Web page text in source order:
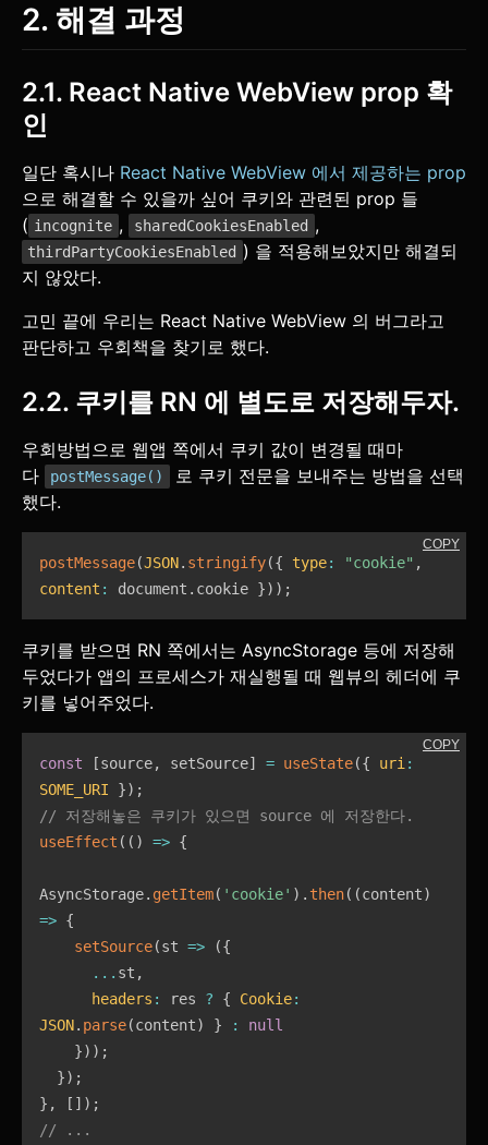
2. 해결 과정
2.1. React Native WebView prop 확
인
일단 혹시나 React Native WebView 에서 제공하는 prop
으로 해결할 수 있을까 싶어 쿠키와 관련된 prop 들
( incognite , sharedCookiesEnabled ,
thirdPartyCookiesEnabled ) 을 적용해보았지만 해결되
지 않았다.
고민 끝에 우리는 React Native WebView 의 버그라고
판단하고 우회책을 찾기로 했다.
2.2. 쿠키를 RN 에 별도로 저장해두자.
우회방법으로 웹앱 쪽에서 쿠키 값이 변경될 때마
다
postMessage()
로 쿠키 전문을 보내주는 방법을 선택
했다.
postMessage(JSON. stringify({ type: "cookie" ,
content : document . cookie }) ) ;
COPY
쿠키를 받으면 RN 쪽에서는 AsyncStorage 등에 저장해
두었다가 앱의 프로세스가 재실행될 때 웹뷰의 헤더에 쿠
키를 넣어주었다.
const [source, setSource] = useState({ uri :
SOME_URI
}) ;
// 저장해놓은 쿠키가 있으면 source 에 저장한다.
useEffect ( ( ) => {
AsyncStorage. getItem( 'cookie' ) . then( (content)
=> {
setSource(st => ({
... st ,
headers : res ? { Cookie:
JSON. parse(content) } :
null
}) ) ;
}) ;
} , [ ] ) ;
// ...
COPY